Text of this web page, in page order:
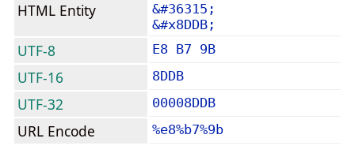
HTML Entity
&#36315;
&#x8DDB;
UTF-8 E8 B7 9B
UTF-16 8DDB
UTF-32 00008DDB
URL Encode %e8%b7%9b